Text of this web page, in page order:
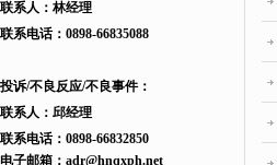
联系人：林经理
联系电话： 0898-66835088
投诉/不良反应/不良事件：
联系人：邱经理
联系电话： 0898-66832850
电子邮箱： adr@hnqxph.net